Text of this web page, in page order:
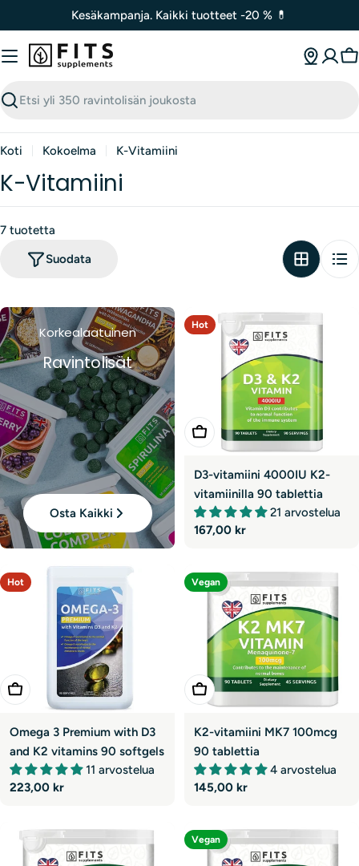
sisältöön
Kesäkampanja. Kaikki tuotteet -20 % 💊
Haku
Koti Kokoelma K-Vitamiini
K-Vitamiini
7 tuotetta
Suodata
Korkealaatuinen
Ravintolisät
Osta Kaikki
Hot
Lisää Ostoskoriin
D3-vitamiini 4000IU K2-
vitamiinilla 90 tablettia
21 arvostelua
Normaali
167,00 kr
Hot
Lisää Ostoskoriin
Omega 3 Premium with D3
and K2 vitamins 90 softgels
11 arvostelua
Normaali
223,00 kr
Vegan
Lisää Ostoskoriin
K2-vitamiini MK7 100mcg
90 tablettia
4 arvostelua
Normaali
145,00 kr
Vegan